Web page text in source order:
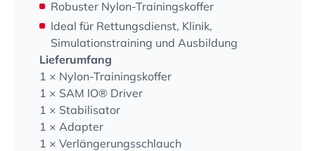
Robuster Nylon-Trainingskoffer
Ideal für Rettungsdienst, Klinik,
Simulationstraining und Ausbildung
Lieferumfang
1 × Nylon-Trainingskoffer
1 × SAM IO® Driver
1 × Stabilisator
1 × Adapter
1 × Verlängerungsschlauch